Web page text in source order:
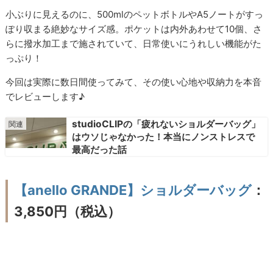
小ぶりに見えるのに、500mlのペットボトルやA5ノートがすっ
ぽり収まる絶妙なサイズ感。ポケットは内外あわせて10個、さ
らに撥水加工まで施されていて、日常使いにうれしい機能がた
っぷり！
今回は実際に数日間使ってみて、その使い心地や収納力を本音
でレビューします♪
studioCLIPの「疲れないショルダーバッグ」
はウソじゃなかった！本当にノンストレスで
最高だった話
【anello GRANDE】ショルダーバッグ：
3,850円（税込）